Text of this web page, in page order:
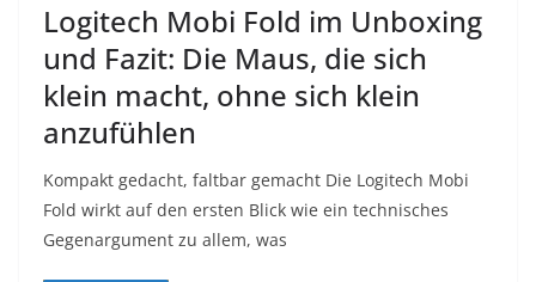
Logitech Mobi Fold im Unboxing
und Fazit: Die Maus, die sich
klein macht, ohne sich klein
anzufühlen
Kompakt gedacht, faltbar gemacht Die Logitech Mobi
Fold wirkt auf den ersten Blick wie ein technisches
Gegenargument zu allem, was